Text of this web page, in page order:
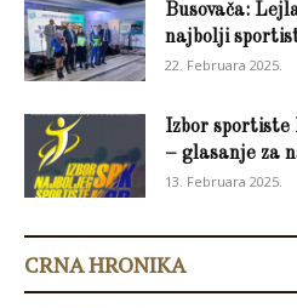
Busovača:
najbolji
22. Februara 2025.
Izbor sportiste
– glasanje za
13. Februara 2025.
CRNA HRONIKA